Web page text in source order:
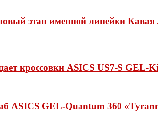
этап именной линейки Кавая
кроссовки ASICS US7-S GEL-
ASICS GEL-Quantum 360